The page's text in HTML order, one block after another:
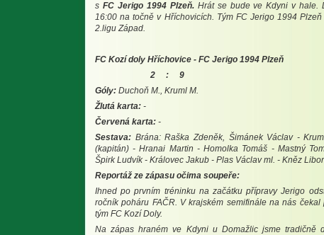
s FC Jerigo 1994 Plzeň. Hrát se bude ve Kdyni v hale.
16:00 na točně v Hříchovicích. Tým FC Jerigo 1994
2.ligu Západ.
FC Kozí doly Hříchovice - FC Jerigo 1994 Plzeň
2 : 9
Góly: Duchoň M., Kruml M.
Žlutá karta: -
Červená karta: -
Sestava: Brána: Raška Zdeněk, Šimánek Václav -
(kapitán) - Hranai Martin - Homolka Tomáš - Mastný
Špirk Ludvík - Královec Jakub - Plas Václav ml. - Kněz Libor
Reportáž ze zápasu očima soupeře:
Ihned po prvním tréninku na začátku přípravy Jerigo
ročník poháru FAČR. V krajském semifinále na nás
tým FC Kozí Doly.
Na zápas hraném ve Kdyni u Domažlic jsme tradičně